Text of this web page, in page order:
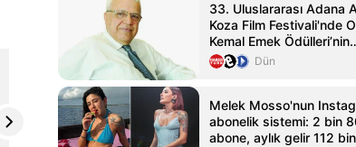
MEDYARADAR
@medyaradar
Kral Kaybederse'nin 2. Sezonu Ne Zaman?
Yeni Sezon Fragmanı Yayınlandı!
Kral
33. Uluslararası Adana
Koza Film Festivali'nde
Kemal Emek Ödülleri’nin
Sahipleri Açıklandı
Dün
Melek Mosso'nun
abonelik sistemi: 2 bin
abone, aylık gelir 112